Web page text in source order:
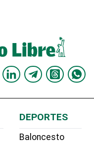
DEPORTES
Baloncesto